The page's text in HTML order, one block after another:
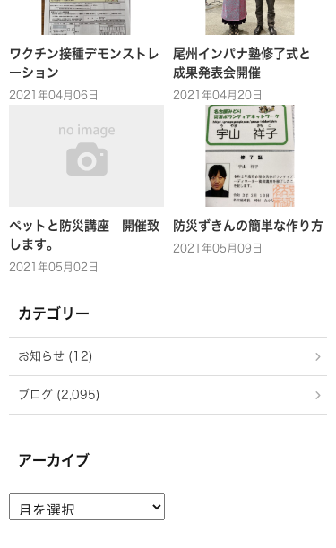
ワクチン接種デモンストレ
ーション
2021年04月06日
尾州インパナ塾修了式と
成果発表会開催
2021年04月20日
ペットと防災講座 開催致
します。
2021年05月02日
防災ずきんの簡単な作り方
2021年05月09日
カテゴリー
お知らせ (12)
ブログ (2,095)
アーカイブ
ー